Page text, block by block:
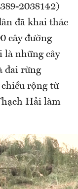
2038142)
đã khai thác
cây đường
là những cây
đai rừng
rộng từ
Hải làm